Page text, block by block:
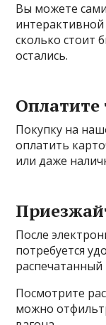
Вы можете
интерактивной
сколько стоит
остались.
Оплатите
Покупку на
оплатить
или даже
После
потребуется
Посмотрите
можно